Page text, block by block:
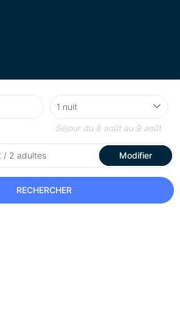
Séjour du 8 août au 9 août
/ 2 adultes Modifier